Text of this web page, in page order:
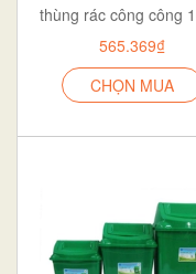
565.369₫
CHỌN MUA